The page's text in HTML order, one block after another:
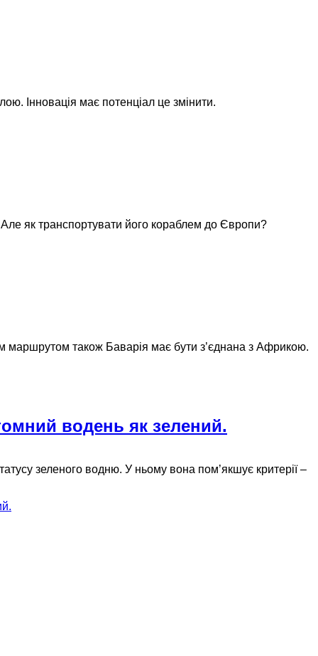
Інновація має потенціал це змінити.
як транспортувати його кораблем до Європи?
маршрутом також Баварія має бути з’єднана з Африкою.
водень як зелений.
зеленого водню. У ньому вона пом’якшує критерії –